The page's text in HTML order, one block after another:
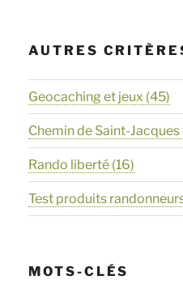
AUTRES
Geocaching et jeux (45)
Chemin de Saint-
Rando liberté (16)
Test produits
MOTS-CLÉS